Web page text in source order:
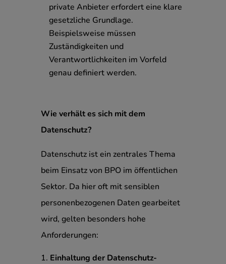
private Anbieter erfordert eine klare
gesetzliche Grundlage.
Beispielsweise müssen
Zuständigkeiten und
Verantwortlichkeiten im Vorfeld
genau definiert werden.
Wie verhält es sich mit dem
Datenschutz?
Datenschutz ist ein zentrales Thema
beim Einsatz von BPO im öffentlichen
Sektor. Da hier oft mit sensiblen
personenbezogenen Daten gearbeitet
wird, gelten besonders hohe
Anforderungen:
Einhaltung der Datenschutz-